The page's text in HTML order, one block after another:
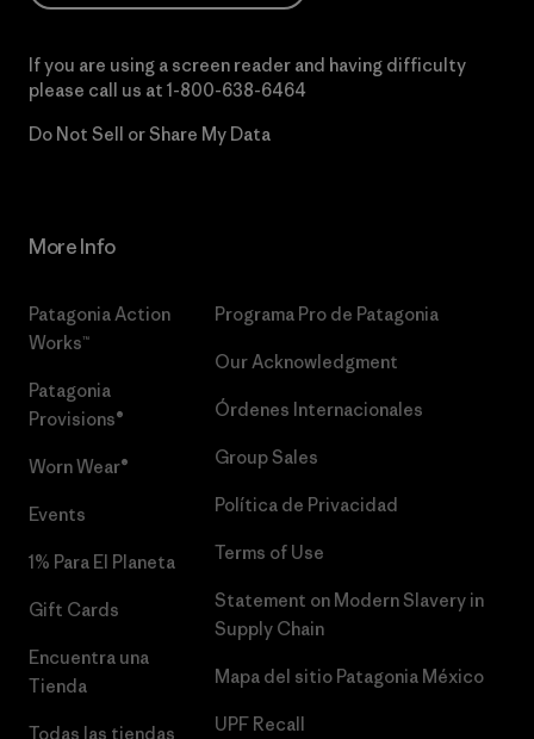
If you are using a screen reader and having difficulty
please call us at 1-800-638-6464
Do Not Sell or Share My Data
More Info
Patagonia Action
Works™
Patagonia
Provisions®
Worn Wear®
Events
1% Para El Planeta
Gift Cards
Encuentra una
Tienda
Todas las tiendas
Programa Pro de Patagonia
Our Acknowledgment
Órdenes Internacionales
Group Sales
Política de Privacidad
Terms of Use
Statement on Modern Slavery in
Supply Chain
Mapa del sitio Patagonia México
UPF Recall